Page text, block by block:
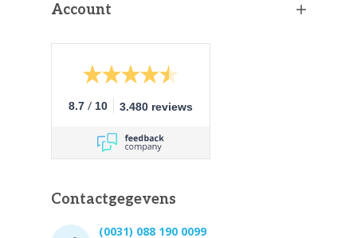
Account
8.7 / 10 3.480 reviews
Contactgegevens
(0031) 088 190 0099